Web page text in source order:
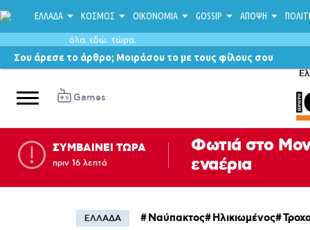
ΕΛΛΑΔΑ ΚΟΣΜΟΣ ΟΙΚΟΝΟΜΙΑ GOSSIP ΑΠΟΨΗ
όλα. εδώ. τώρα.
Σου άρεσε το άρθρο; Μοιράσου το με τους φίλους σου